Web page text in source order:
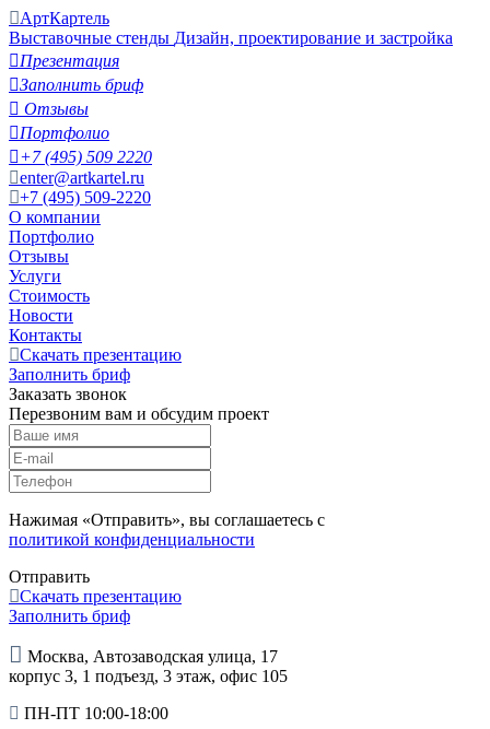
АртКартель
Выставочные стенды Дизайн, проектирование и застройка
Презентация
Заполнить бриф
 Отзывы
Портфолио
+7 (495) 509 2220
enter@artkartel.ru
+7 (495) 509-2220
О компании
Портфолио
Отзывы
Услуги
Стоимость
Новости
Контакты
Скачать презентацию
Заполнить бриф
Заказать звонок
Перезвоним вам и обсудим проект
Нажимая «Отправить», вы соглашаетесь с
политикой конфиденциальности
Отправить
Скачать презентацию
Заполнить бриф
Москва, Автозаводская улица, 17
корпус 3, 1 подъезд, 3 этаж, офис 105
ПН-ПТ 10:00-18:00